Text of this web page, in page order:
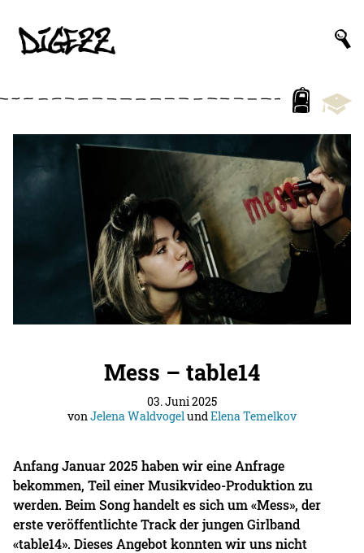
Mess – table14
03. Juni 2025
vonJelena WaldvogelundElena Temelkov
Anfang Januar 2025 haben wir eine Anfrage
bekommen, Teil einer Musikvideo-Produktion zu
werden. Beim Song handelt es sich um «Mess», der
erste veröffentlichte Track der jungen Girlband
«table14». Dieses Angebot konnten wir uns nicht